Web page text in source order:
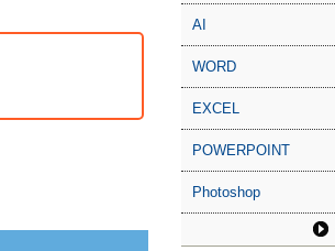
AI
WORD
EXCEL
POWERPOINT
Photoshop